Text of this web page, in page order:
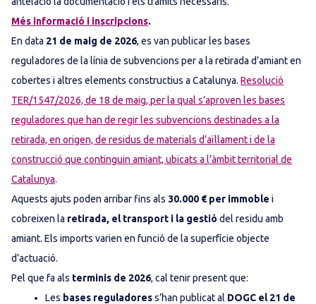
Més informació i inscripcions.
En data 21 de maig de 2026, es van publicar les bases
reguladores de la línia de subvencions per a la retirada d’amiant en
cobertes i altres elements constructius a Catalunya. Resolució
TER/1547/2026, de 18 de maig, per la qual s’aproven les bases
reguladores que han de regir les subvencions destinades a la
retirada, en origen, de residus de materials d’aïllament i de la
construcció que continguin amiant, ubicats a l’àmbit territorial de
Catalunya.
Aquests ajuts poden arribar fins als 30.000 € per immoble i
cobreixen la retirada, el transport i la gestió del residu amb
amiant. Els imports varien en funció de la superfície objecte
d’actuació.
Pel que fa als terminis de 2026, cal tenir present que:
Les bases reguladoress’han publicat al DOGC el 21 de